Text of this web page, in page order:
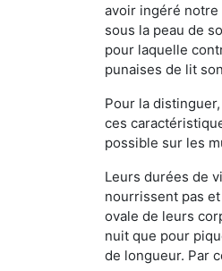
avoir ingéré notre
sous la peau de
pour laquelle
punaises de lit
Pour la
ces
possible sur les
Leurs durées de
nourrissent pas
ovale de leurs
nuit que pour
de longueur. Par